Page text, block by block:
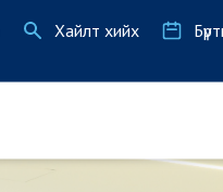
Хайлт хийх